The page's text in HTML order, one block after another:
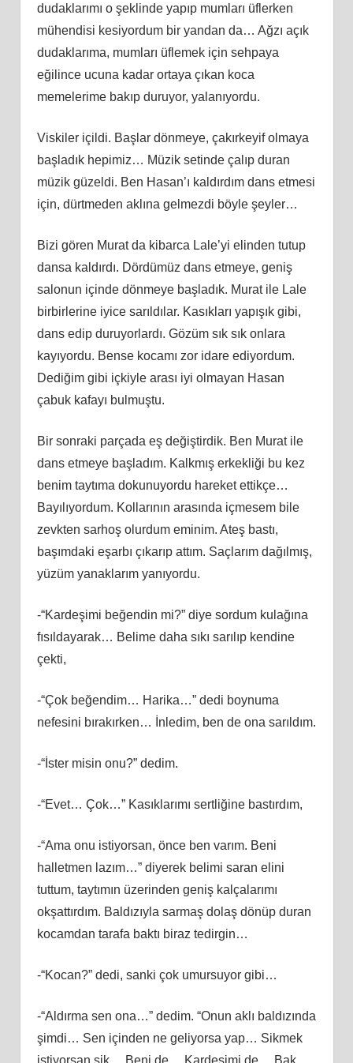
dudaklarımı o şeklinde yapıp mumları üflerken
mühendisi kesiyordum bir yandan da… Ağzı açık
dudaklarıma, mumları üflemek için sehpaya
eğilince ucuna kadar ortaya çıkan koca
memelerime bakıp duruyor, yalanıyordu.
Viskiler içildi. Başlar dönmeye, çakırkeyif olmaya
başladık hepimiz… Müzik setinde çalıp duran
müzik güzeldi. Ben Hasan’ı kaldırdım dans etmesi
için, dürtmeden aklına gelmezdi böyle şeyler…
Bizi gören Murat da kibarca Lale’yi elinden tutup
dansa kaldırdı. Dördümüz dans etmeye, geniş
salonun içinde dönmeye başladık. Murat ile Lale
birbirlerine iyice sarıldılar. Kasıkları yapışık gibi,
dans edip duruyorlardı. Gözüm sık sık onlara
kayıyordu. Bense kocamı zor idare ediyordum.
Dediğim gibi içkiyle arası iyi olmayan Hasan
çabuk kafayı bulmuştu.
Bir sonraki parçada eş değiştirdik. Ben Murat ile
dans etmeye başladım. Kalkmış erkekliği bu kez
benim taytıma dokunuyordu hareket ettikçe…
Bayılıyordum. Kollarının arasında içmesem bile
zevkten sarhoş olurdum eminim. Ateş bastı,
başımdaki eşarbı çıkarıp attım. Saçlarım dağılmış,
yüzüm yanaklarım yanıyordu.
-“Kardeşimi beğendin mi?” diye sordum kulağına
fısıldayarak… Belime daha sıkı sarılıp kendine
çekti,
-“Çok beğendim… Harika…” dedi boynuma
nefesini bırakırken… İnledim, ben de ona sarıldım.
-“İster misin onu?” dedim.
-“Evet… Çok…” Kasıklarımı sertliğine bastırdım,
-“Ama onu istiyorsan, önce ben varım. Beni
halletmen lazım…” diyerek belimi saran elini
tuttum, taytımın üzerinden geniş kalçalarımı
okşattırdım. Baldızıyla sarmaş dolaş dönüp duran
kocamdan tarafa baktı biraz tedirgin…
-“Kocan?” dedi, sanki çok umursuyor gibi…
-“Aldırma sen ona…” dedim. “Onun aklı baldızında
şimdi… Sen içinden ne geliyorsa yap… Sikmek
istiyorsan sik… Beni de… Kardeşimi de… Bak